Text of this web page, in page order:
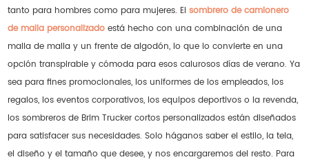
tanto para hombres como para mujeres. Elsombrero de camionero
de malla personalizado está hecho con una combinación de una
malla de malla y un frente de algodón, lo que lo convierte en una
opción transpirable y cómoda para esos calurosos días de verano. Ya
sea para fines promocionales, los uniformes de los empleados, los
regalos, los eventos corporativos, los equipos deportivos o la revenda,
los sombreros de Brim Trucker cortos personalizados están diseñados
para satisfacer sus necesidades. Solo háganos saber el estilo, la tela,
el diseño y el tamaño que desee, y nos encargaremos del resto. Para